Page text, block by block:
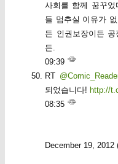
사회를 함께 꿈꾸
들 멈추실 이유가
든 인권보장이든 공
든.
09:39
RT
되었습니다! http://
08:35
December 19, 2012